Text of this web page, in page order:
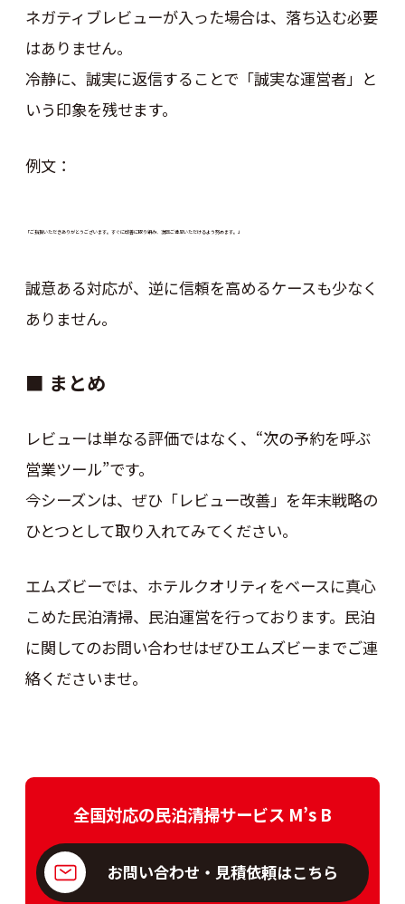
ネガティブレビューが入った場合は、落ち込む必要
はありません。
冷静に、誠実に返信することで「誠実な運営者」と
いう印象を残せます。
例文：
「ご指摘いただきありがとうございます。すぐに改善に取り組み、次回ご満足いただけるよう努めます。」
誠意ある対応が、逆に信頼を高めるケースも少なく
ありません。
■ まとめ
レビューは単なる評価ではなく、“次の予約を呼ぶ
営業ツール”です。
今シーズンは、ぜひ「レビュー改善」を年末戦略の
ひとつとして取り入れてみてください。
エムズビーでは、ホテルクオリティをベースに真心
こめた民泊清掃、民泊運営を行っております。民泊
に関してのお問い合わせはぜひエムズビーまでご連
絡くださいませ。
全国対応の民泊清掃サービス M’s B
お問い合わせ・見積依頼はこちら